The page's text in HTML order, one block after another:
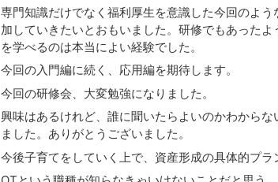
専門知識だけでなく福利厚生を意識した今回のよ
加していきたいとおもいました。研修でもあった
を学べるのは本当によい経験でした。
今回の入門編に続く、応用編を期待します。
今回の研修会、大変勉強になりました。
興味はあるけれど、誰に聞いたらよいのかわから
ました。ありがとうございました。
今後子育てをしていく上で、資産形成の具体的プラ